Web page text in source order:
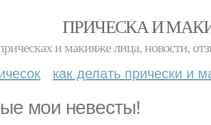
ПРИЧЕСКА И
и макияже лица, новости,
как делать прически и
мои невесты!